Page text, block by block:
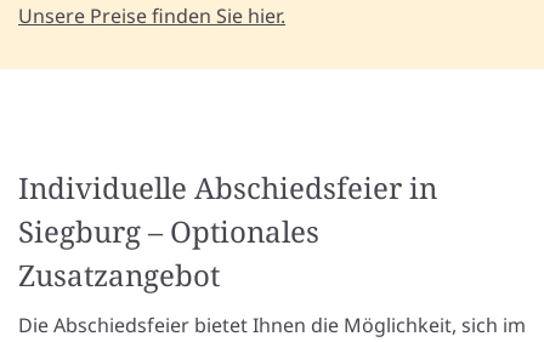
Unsere Preise finden Sie hier.
Individuelle Abschiedsfeier in
Siegburg – Optionales
Zusatzangebot
Die Abschiedsfeier bietet Ihnen die Möglichkeit, sich im